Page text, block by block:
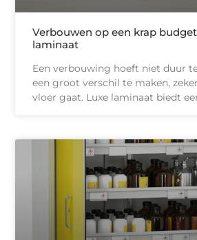
Verbouwen op een krap
laminaat
Een verbouwing hoeft niet duur
een groot verschil te maken,
vloer gaat. Luxe laminaat biedt